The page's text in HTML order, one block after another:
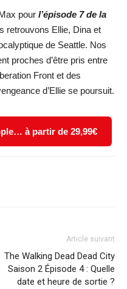
pour l’épisode 7 de la
retrouvons Ellie, Dina et
de Seattle. Nos
proches d’être pris entre
Front et des
d’Ellie se poursuit.
à partir de 29,99€
Article suivant
The Walking Dead Dead City
Saison 2 Épisode 4 : Quelle
date et heure de sortie ?